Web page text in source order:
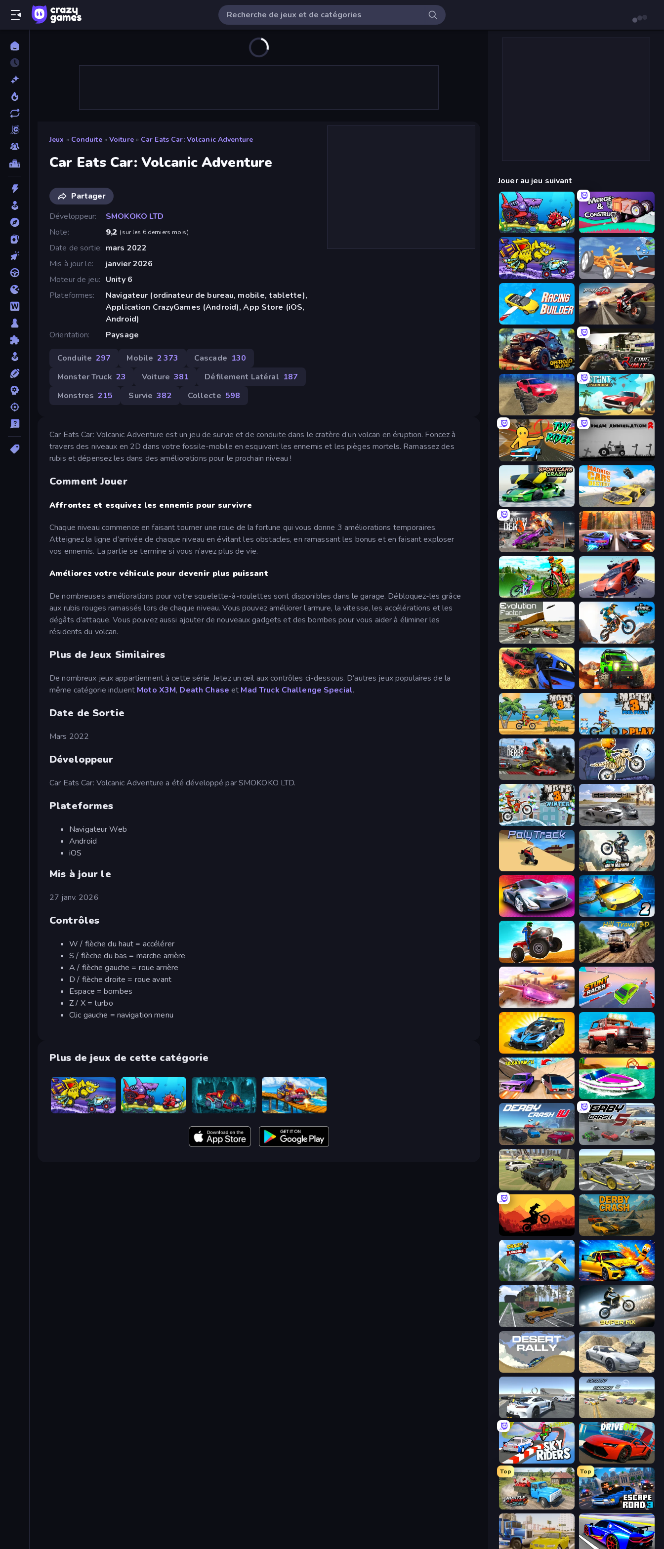
Jeux » Conduite » Voiture » Car Eats Car: Volcanic Adventure
Car Eats Car: Volcanic Adventure
Partager
Développeur
SMOKOKO LTD
Note
9,2 (sur les 6 derniers mois)
Date de sortie mars 2022
Mis à jour le
janvier 2026
Moteur de jeu
Unity 6
Plateformes
Navigateur (ordinateur de bureau, mobile, tablette),
Application CrazyGames (Android), App Store (iOS,
Android)
Orientation
Paysage
Conduite 297 Mobile 2 373 Cascade 130
Monster Truck 23 Voiture 381 Défilement Latéral 187
Monstres 215 Survie 382 Collecte 598
Car Eats Car: Volcanic Adventure est un jeu de survie et de conduite dans le cratère d’un volcan en éruption. Foncez à
travers des niveaux en 2D dans votre fossile-mobile en esquivant les ennemis et les pièges mortels. Ramassez des
rubis et dépensez les dans des améliorations pour le prochain niveau !
Comment Jouer
Affrontez et esquivez les ennemis pour survivre
Chaque niveau commence en faisant tourner une roue de la fortune qui vous donne 3 améliorations temporaires.
Atteignez la ligne d’arrivée de chaque niveau en évitant les obstacles, en ramassant les bonus et en faisant exploser
vos ennemis. La partie se termine si vous n’avez plus de vie.
Améliorez votre véhicule pour devenir plus puissant
De nombreuses améliorations pour votre squelette-à-roulettes sont disponibles dans le garage. Débloquez-les grâce
aux rubis rouges ramassés lors de chaque niveau. Vous pouvez améliorer l’armure, la vitesse, les accélérations et les
dégâts d’attaque. Vous pouvez aussi ajouter de nouveaux gadgets et des bombes pour vous aider à éliminer les
résidents du volcan.
Plus de Jeux Similaires
De nombreux jeux appartiennent à cette série. Jetez un œil aux contrôles ci-dessous. D’autres jeux populaires de la
même catégorie incluent Moto X3M, Death Chaseet Mad Truck Challenge Special.
Date de Sortie
Mars 2022
Développeur
Car Eats Car: Volcanic Adventure a été développé par SMOKOKO LTD.
Plateformes
Navigateur Web
Android
iOS
Mis à jour le
27 janv. 2026
Contrôles
W / flèche du haut = accélérer
S / flèche du bas = marche arrière
A / flèche gauche = roue arrière
D / flèche droite = roue avant
Espace = bombes
Z / X = turbo
Clic gauche = navigation menu
Plus de jeux de cette catégorie
Car Eats Car: Arctic Adventure Car Eats Car: Underwater Adventure Car Eats Car: Dungeon Adventure Car Eats Car: Sea Adventure
Jouer au jeu suivant
Car Eats Car: Underwater Adventure Merge & Construct
Car Eats Car: Arctic Adventure Draw Crash Race
Racing Builder Traffic Rider
Offroad Island Racing Limits
Stunt Paradise
Toy Rider Stickman Annihilation 2
Sportcars Crash Madness Cars Destroy
Demolition Derby 3 Night City Racing
MX Offroad Master Hyper Cars Ramp Crash
Evolution Factor Trial Mania
Car Crash Simulator Royale Offroad Life 3D
Moto X3M Moto X3M 5: Pool Party
Demolition Derby 2 Moto X3M 6: Spooky Land
Moto X3M 4 Winter Gearshift One
Xtreme Moto Mayhem
Grand Cyber City Ultimate Flying Car 2
ATV Ultimate Offroad Hill Travel 3D
Ultimate Flying Car Stunt Racer
GT Cars Mega Ramps Offroad Masters Challenge
Turbo Cars: Pipe Stunts Jet Boat Racing
Derby Crash 4 Derby Crash 5
4x4 Offroader Wrong Way
Sunset Bike Racing Derby Crash
Crazy Plane Landing BMG: Ragdoll Playground
Obby: Car Crash Sandbox Super MX - Last Season
Desert Rally Derby Crash 2
Derby Crash 3
Sky Riders DriveOff
Top
Hustle & Drift in ZIL
Top
Escape Road 3